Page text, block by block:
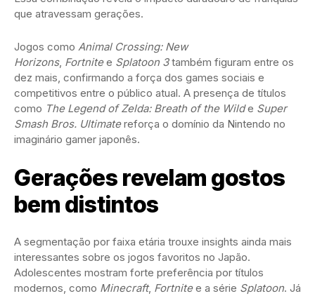
que atravessam gerações.
Jogos como Animal Crossing: New
Horizons, Fortnitee Splatoon 3também figuram entre os
dez mais, confirmando a força dos games sociais e
competitivos entre o público atual. A presença de títulos
como The Legend of Zelda: Breath of the Wilde Super
Smash Bros. Ultimatereforça o domínio da Nintendo no
imaginário gamer japonês.
Gerações revelam gostos
bem distintos
A segmentação por faixa etária trouxe insights ainda mais
interessantes sobre os jogos favoritos no Japão.
Adolescentes mostram forte preferência por títulos
modernos, como Minecraft, Fortnitee a série Splatoon. Já